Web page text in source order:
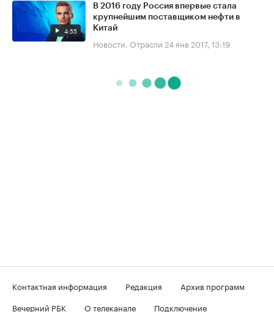
4:55
В 2016 году Россия впервые стала
крупнейшим поставщиком нефти в
Китай
Новости. Отрасли 24 янв 2017, 13:19
Контактная информация Редакция
Архив программ
Вечерний РБК
О телеканале
Подключение